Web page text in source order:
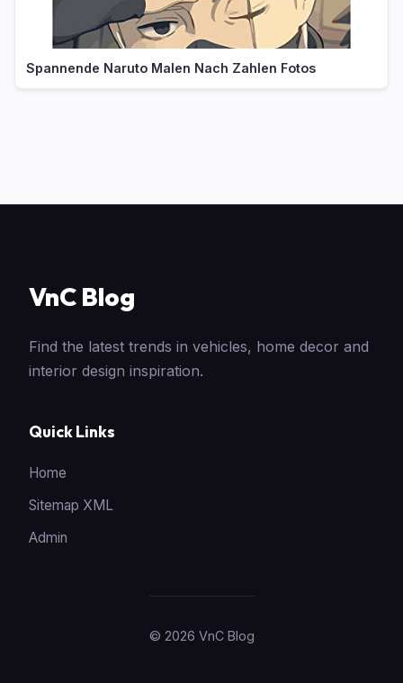
Spannende Naruto Malen Nach Zahlen Fotos
VnC Blog
Find the latest trends in vehicles, home decor and
interior design inspiration.
Quick Links
Home
Sitemap XML
Admin
© 2026 VnC Blog